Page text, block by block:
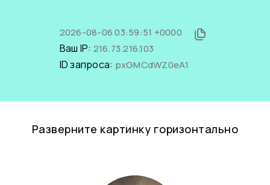
2026-08-06 03:59:51 +0000
Ваш IP: 216.73.216.103
ID запроса: pxGMCdWZ0eA1
Разверните картинку горизонтально